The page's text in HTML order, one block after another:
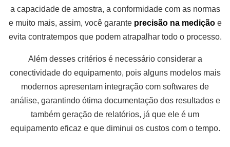
a capacidade de amostra, a conformidade com as normas
e muito mais, assim, você garante precisão na medição e
evita contratempos que podem atrapalhar todo o processo.
Além desses critérios é necessário considerar a
conectividade do equipamento, pois alguns modelos mais
modernos apresentam integração com softwares de
análise, garantindo ótima documentação dos resultados e
também geração de relatórios, já que ele é um
equipamento eficaz e que diminui os custos com o tempo.